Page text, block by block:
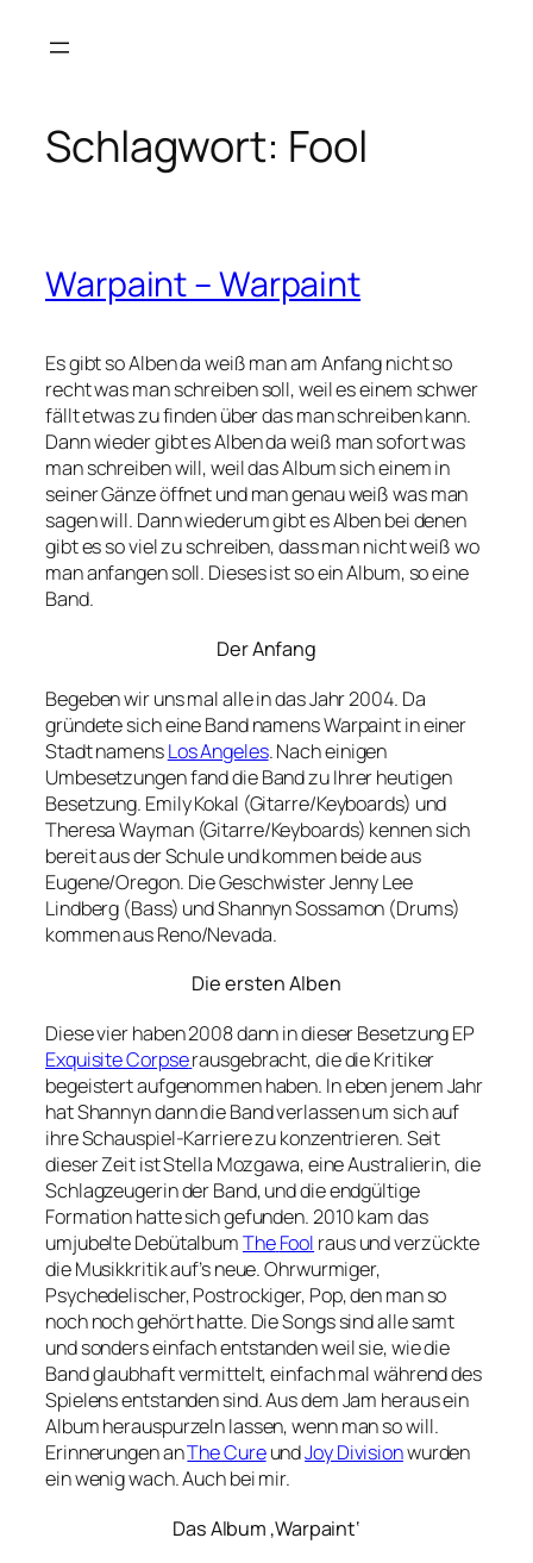
Inhalt
Schlagwort: Fool
Warpaint – Warpaint
Es gibt so Alben da weiß man am Anfang nicht so
recht was man schreiben soll, weil es einem schwer
fällt etwas zu finden über das man schreiben kann.
Dann wieder gibt es Alben da weiß man sofort was
man schreiben will, weil das Album sich einem in
seiner Gänze öffnet und man genau weiß was man
sagen will. Dann wiederum gibt es Alben bei denen
gibt es so viel zu schreiben, dass man nicht weiß wo
man anfangen soll. Dieses ist so ein Album, so eine
Band.
Der Anfang
Begeben wir uns mal alle in das Jahr 2004. Da
gründete sich eine Band namens Warpaint in einer
Stadt namensLos Angeles. Nach einigen
Umbesetzungen fand die Band zu Ihrer heutigen
Besetzung. Emily Kokal (Gitarre/Keyboards) und
Theresa Wayman (Gitarre/Keyboards) kennen sich
bereit aus der Schule und kommen beide aus
Eugene/Oregon. Die Geschwister Jenny Lee
Lindberg (Bass) und Shannyn Sossamon (Drums)
kommen aus Reno/Nevada.
Die ersten Alben
Diese vier haben 2008 dann in dieser Besetzung EP
Exquisite Corpserausgebracht, die die Kritiker
begeistert aufgenommen haben. In eben jenem Jahr
hat Shannyn dann die Band verlassen um sich auf
ihre Schauspiel-Karriere zu konzentrieren. Seit
dieser Zeit ist Stella Mozgawa, eine Australierin, die
Schlagzeugerin der Band, und die endgültige
Formation hatte sich gefunden. 2010 kam das
umjubelte DebütalbumTheFool raus und verzückte
die Musikkritik auf’s neue. Ohrwurmiger,
Psychedelischer, Postrockiger, Pop, den man so
noch noch gehört hatte. Die Songs sind alle samt
und sonders einfach entstanden weil sie, wie die
Band glaubhaft vermittelt, einfach mal während des
Spielens entstanden sind. Aus dem Jam heraus ein
Album herauspurzeln lassen, wenn man so will.
Erinnerungen anThe CureundJoy Divisionwurden
ein wenig wach. Auch bei mir.
Das Album ‚Warpaint‘